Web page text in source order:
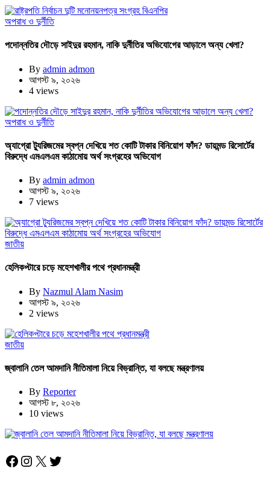
অপরাধ ও দুর্নীতি
পদোন্নতির দৌড়ে সাইদুর রহমান, নাকি দুর্নীতির অভিযোগের আড়ালে অন্য খেলা?
By admin admon
আগস্ট ৯, ২০২৬
4 views
অপরাধ ও দুর্নীতি
অ্যাগ্রো ট্যুরিজমের স্বপ্ন দেখিয়ে শত কোটি টাকার বিনিয়োগ ফাঁদ? ডায়মন্ড রিসোর্টের
বিরুদ্ধে এমএলএম কাঠামোয় অর্থ সংগ্রহের অভিযোগ
By admin admon
আগস্ট ৯, ২০২৬
7 views
জাতীয়
হেলিকপ্টারে চড়ে মহেশখালীর পথে প্রধানমন্ত্রী
By Nazmul Alam Nasim
আগস্ট ৯, ২০২৬
2 views
জাতীয়
জ্বালানি তেল আমদানি নীতিমালা নিয়ে বিভ্রান্তি, যা বলছে মন্ত্রণালয়
By Reporter
আগস্ট ৮, ২০২৬
10 views
Facebook
Instagram
X Twitter